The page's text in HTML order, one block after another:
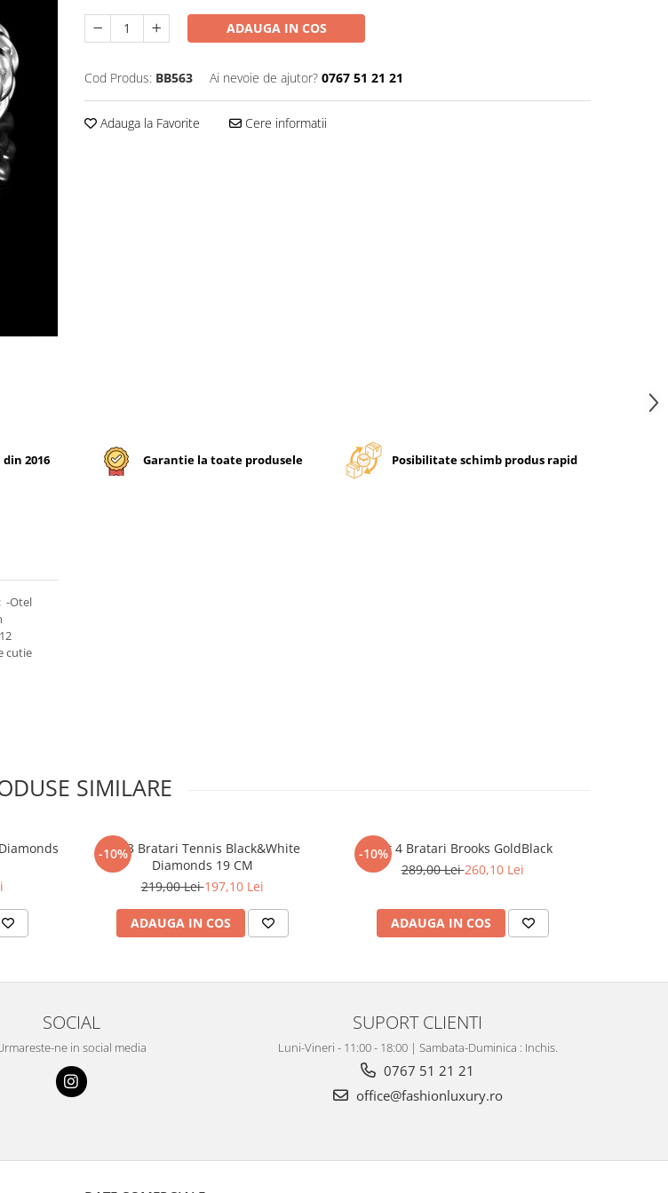
ADAUGA IN COS
Cod Produs: BB563 Ai nevoie de ajutor? 0767 51 21 21
Adauga la Favorite Cere informatii
2016 Garantie la toate produsele Posibilitate schimb produs rapid
-Otel
cutie
SIMILARE
-10%
Set 3 Bratari Tennis Black&White
Diamonds 19 CM
219,00 Lei197,10 Lei
ADAUGA IN COS
-10%Set 4 Bratari Brooks GoldBlack
289,00 Lei260,10 Lei
ADAUGA IN COS
SOCIAL
ne in social media
SUPORT CLIENTI
Luni-Vineri - 11:00 - 18:00 | Sambata-Duminica : Inchis.
0767 51 21 21
office@fashionluxury.ro